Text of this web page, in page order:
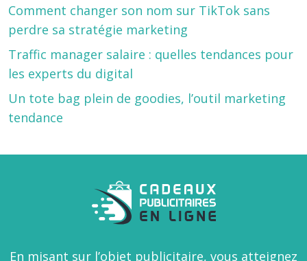
Comment changer son nom sur TikTok sans
perdre sa stratégie marketing
Traffic manager salaire : quelles tendances pour
les experts du digital
Un tote bag plein de goodies, l’outil marketing
tendance
En misant sur l’objet publicitaire, vous atteignez